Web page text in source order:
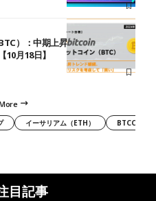
）：中期上昇トレンド継続、
月18日】
イーサリアム（ETH） BTCC
目記事